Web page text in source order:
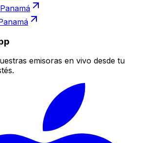
emisoras en vivo desde tu